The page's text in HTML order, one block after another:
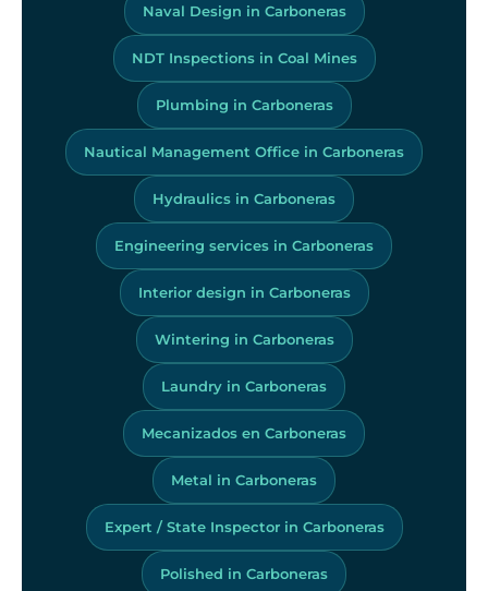
Naval Design in Carboneras
NDT Inspections in Coal Mines
Plumbing in Carboneras
Nautical Management Office in Carboneras
Hydraulics in Carboneras
Engineering services in Carboneras
Interior design in Carboneras
Wintering in Carboneras
Laundry in Carboneras
Mecanizados en Carboneras
Metal in Carboneras
Expert / State Inspector in Carboneras
Polished in Carboneras